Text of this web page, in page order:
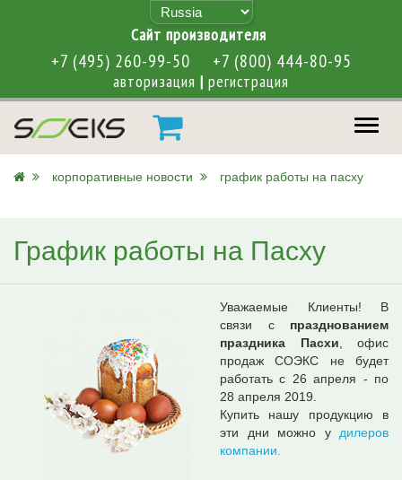
Cайт производителя
+7 (495) 260-99-50 +7 (800) 444-80-95
авторизация | регистрация
меню
корпоративные новости график работы на пасху
График работы на Пасху
Уважаемые Клиенты! В
связи с празднованием
праздника Пасхи , офис
продаж СОЭКС не будет
работать с 26 апреля - по
28 апреля 2019.
Купить нашу продукцию в
эти дни можно у дилеров
компании.